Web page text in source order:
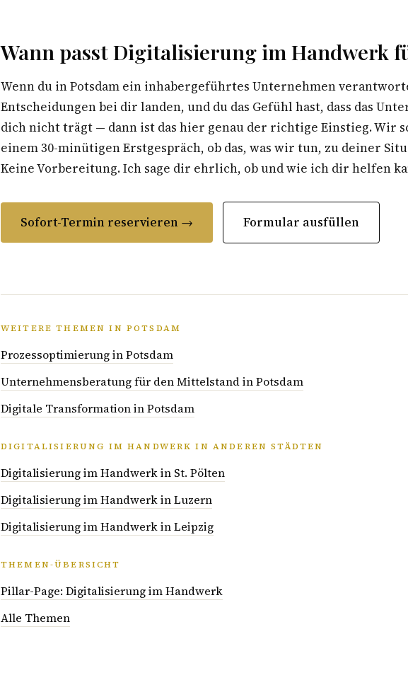
Wann passt Digitalisierung im Handwerk
Wenn du in Potsdam ein inhabergeführtes Unternehmen
Entscheidungen bei dir landen, und du das Gefühl hast, dass das
dich nicht trägt — dann ist das hier genau der richtige Einstieg. Wir
einem 30-minütigen Erstgespräch, ob das, was wir tun, zu deiner
Keine Vorbereitung. Ich sage dir ehrlich, ob und wie ich dir helfen
Sofort-Termin reservieren → Formular ausfüllen
WEITERE THEMEN IN POTSDAM
Prozessoptimierung in Potsdam
Unternehmensberatung für den Mittelstand in Potsdam
Digitale Transformation in Potsdam
DIGITALISIERUNG IM HANDWERK IN ANDEREN STÄDTEN
Digitalisierung im Handwerk in St. Pölten
Digitalisierung im Handwerk in Luzern
Digitalisierung im Handwerk in Leipzig
THEMEN-ÜBERSICHT
Pillar-Page: Digitalisierung im Handwerk
Alle Themen